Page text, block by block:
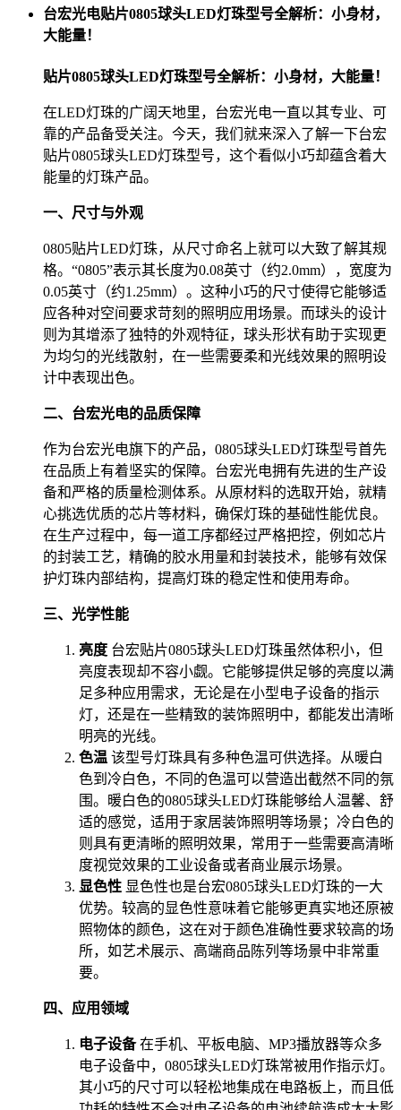
台宏光电贴片0805球头LED灯珠型号全解析：小身材，
大能量！
贴片0805球头LED灯珠型号全解析：小身材，大能量！
在LED灯珠的广阔天地里，台宏光电一直以其专业、可
靠的产品备受关注。今天，我们就来深入了解一下台宏
贴片0805球头LED灯珠型号，这个看似小巧却蕴含着大
能量的灯珠产品。
一、尺寸与外观
0805贴片LED灯珠，从尺寸命名上就可以大致了解其规
格。“0805”表示其长度为0.08英寸（约2.0mm），宽度为
0.05英寸（约1.25mm）。这种小巧的尺寸使得它能够适
应各种对空间要求苛刻的照明应用场景。而球头的设计
则为其增添了独特的外观特征，球头形状有助于实现更
为均匀的光线散射，在一些需要柔和光线效果的照明设
计中表现出色。
二、台宏光电的品质保障
作为台宏光电旗下的产品，0805球头LED灯珠型号首先
在品质上有着坚实的保障。台宏光电拥有先进的生产设
备和严格的质量检测体系。从原材料的选取开始，就精
心挑选优质的芯片等材料，确保灯珠的基础性能优良。
在生产过程中，每一道工序都经过严格把控，例如芯片
的封装工艺，精确的胶水用量和封装技术，能够有效保
护灯珠内部结构，提高灯珠的稳定性和使用寿命。
三、光学性能
亮度 台宏贴片0805球头LED灯珠虽然体积小，但
亮度表现却不容小觑。它能够提供足够的亮度以满
足多种应用需求，无论是在小型电子设备的指示
灯，还是在一些精致的装饰照明中，都能发出清晰
明亮的光线。
色温 该型号灯珠具有多种色温可供选择。从暖白
色到冷白色，不同的色温可以营造出截然不同的氛
围。暖白色的0805球头LED灯珠能够给人温馨、舒
适的感觉，适用于家居装饰照明等场景；冷白色的
则具有更清晰的照明效果，常用于一些需要高清晰
度视觉效果的工业设备或者商业展示场景。
显色性 显色性也是台宏0805球头LED灯珠的一大
优势。较高的显色性意味着它能够更真实地还原被
照物体的颜色，这在对于颜色准确性要求较高的场
所，如艺术展示、高端商品陈列等场景中非常重
要。
四、应用领域
电子设备在手机、平板电脑、MP3播放器等众多
电子设备中，0805球头LED灯珠常被用作指示灯。
其小巧的尺寸可以轻松地集成在电路板上，而且低